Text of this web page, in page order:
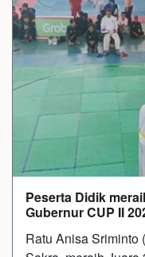
Peserta Didik
Gubernur CUP II
Ratu Anisa Sriminto